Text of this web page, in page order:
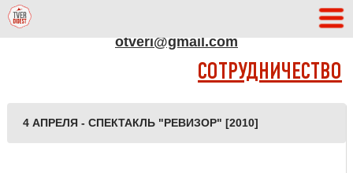
otveri@gmail.com
СОТРУДНИЧЕСТВО
4 АПРЕЛЯ - СПЕКТАКЛЬ "РЕВИЗОР" [2010]